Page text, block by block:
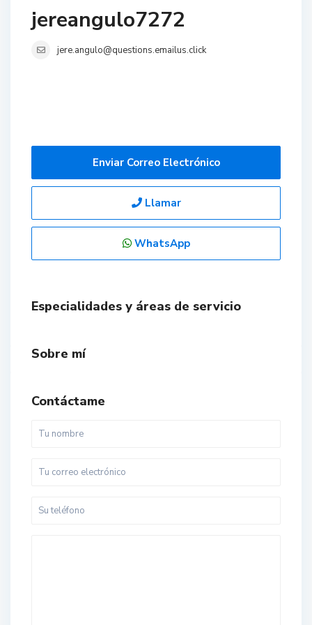
jereangulo7272
jere.angulo@questions.emailus.click
Enviar Correo Electrónico
Llamar
WhatsApp
Especialidades y áreas de servicio
Sobre mí
Contáctame